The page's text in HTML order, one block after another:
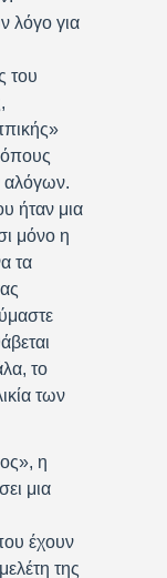
λόγο για
του
αλόγων.
ήταν μια
μόνο η
τα
το
των
η
μια
έχουν
της